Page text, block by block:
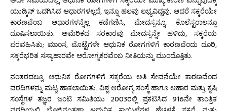
ಯುಡ್ಕಿನ್ ಒದಗಿಸಿದ ಆಧಾರಗಳಲ್ಲದೆ, ಇನ್ನೂ ಹಲವು ಲಭ್ಯವಿದ್ದವು. ಆದರೆ ಸಕ್ಕರೆಯೇ
ಕಾರಣವೆಂಬ ಆಧಾರಗಳನ್ನೆಲ್ಲ ಕಡೆಗಣಿಸಿ, ಮೇದಸ್ಸನ್ನೂ, ಕೊಲೆಸ್ಟರಾಲನ್ನೂ
ದೂಷಿಸಲಾಯಿತು. ಅಮೆರಿಕದ ಸರಕಾರವು ಮೇದಸ್ಸನ್ನೇ ಹಳಿದು, ಸಕ್ಕರೆಯ
ಪರವಹಿಸಿತು; ಮಾಂಸ, ಮೊಟ್ಟೆಗಳೇ ಆಧುನಿಕ ರೋಗಗಳಿಗೆ ಕಾರಣವೆಂದು ದೂರಿ,
ಸಕ್ಕರೆಭರಿತ ಸಸ್ಯಾಹಾರವೇ ಆರೋಗ್ಯಕರವೆಂಬ ನೀತಿಯನ್ನು ಮುಂದೊತ್ತಿತು.
ನಂತರದಲ್ಲೂ, ಆಧುನಿಕ ರೋಗಗಳಿಗೆ ಸಕ್ಕರೆಯ ಅತಿ ಸೇವನೆಯೇ ಕಾರಣವೆಂದ
ವರದಿಗಳನ್ನು ಮಟ್ಟ ಹಾಕಲಾಯಿತು. ವಿಶ್ವ ಆರೋಗ್ಯ ಸಂಸ್ಥೆ ಹಾಗೂ ಆಹಾರ ಮತ್ತು ಕೃಷಿ
ಸಂಸ್ಥೆಗಳ ತಜ್ಞರ ಜಂಟಿ ಸಮಿತಿಯು 2003ರಲ್ಲಿ ಪ್ರಕಟಿಸಿದ 916ನೇ ತಾಂತ್ರಿಕ